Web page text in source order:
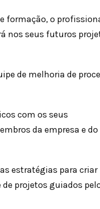
formação, o
nos seus futuros
de melhoria de
com os seus
da empresa e
estratégias para criar
projetos guiados